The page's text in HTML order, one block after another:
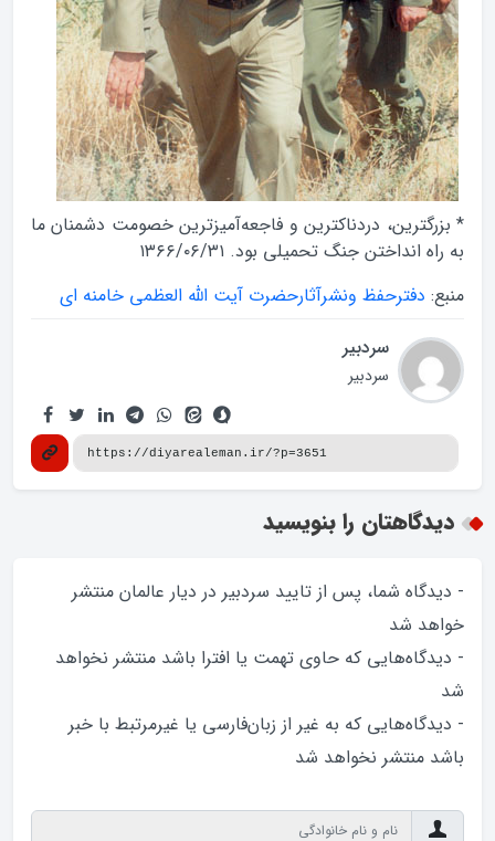
* بزرگترين، دردناكترين و فاجعه‌آميزترين خصومت دشمنان ما
به راه انداختن جنگ تحميلى بود. ۱۳۶۶/۰۶/۳۱
منبع: دفترحفظ ونشرآثارحضرت آيت الله العظمي خامنه اي
سردبیر
سردبیر
دیدگاهتان را بنویسید
- دیدگاه شما، پس از تایید سردبیر در دیار عالمان منتشر
خواهد‌ شد
- دیدگاه‌هایی که حاوی تهمت یا افترا باشد منتشر نخواهد‌
شد
- دیدگاه‌هایی که به غیر از زبان‌فارسی یا غیرمرتبط با خبر
باشد منتشر نخواهد‌ شد